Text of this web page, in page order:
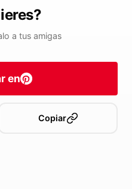
a tus amigas
en
Copiar